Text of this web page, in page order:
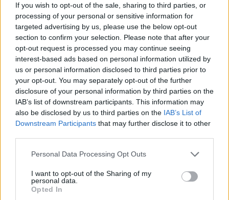
If you wish to opt-out of the sale, sharing to third parties, or
processing of your personal or sensitive information for
targeted advertising by us, please use the below opt-out
section to confirm your selection. Please note that after your
opt-out request is processed you may continue seeing
interest-based ads based on personal information utilized by
us or personal information disclosed to third parties prior to
your opt-out. You may separately opt-out of the further
disclosure of your personal information by third parties on the
IAB’s list of downstream participants. This information may
also be disclosed by us to third parties on the IAB’s List of
Downstream Participants that may further disclose it to other
Personal Data Processing Opt Outs
I want to opt-out of the Sharing of my
personal data.
Opted In
den här gången 15-21 maj och det är Sällskapet
Malte som arrangerar,
Jonas Carlsson Stroh märker på intresset från
stadens krogar och bryggerier att intresset är
betydligt större i år. Det kommer att bli tap
takeovers, middagar med öl och event där gästerna
får träffa olika bryggare.
Det är också klart att det kommer att bryggas en
officiell öl för ölveckan. Den kommer att bryggas hos
öl, säger Carlsson Stroh.